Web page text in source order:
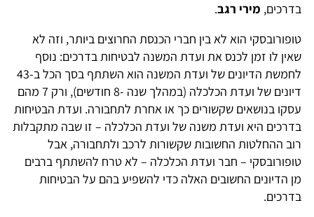
בדרכים, מירי רגב.
טופורובסקי הוא לא בין חברי הכנסת החרוצים ביותר, וזה לא
שאין לו זמן לכנס את ועדת המשנה לבטיחות בדרכים: נוסף
לחמשת הדיונים של ועדת המשנה הוא השתתף בסך הכל ב-43
דיונים של ועדת הכלכלה (במהלך שנה -8 חודשים), ורק 7 מהם
עסקו בנושאים שקשורים כך או אחרת לתחבורה. ועדת הבטיחות
בדרכים היא ועדת משנה של ועדת הכלכלה – זו שבה מתקבלות
רוב ההחלטות החשובות שקשורות לרכב ולתחבורה, אבל
טופורובסקי – חבר ועדת הכלכלה – לא טרח להשתתף ברבים
מן הדיונים החשובים האלה כדי להשפיע בהם על הבטיחות
בדרכים.